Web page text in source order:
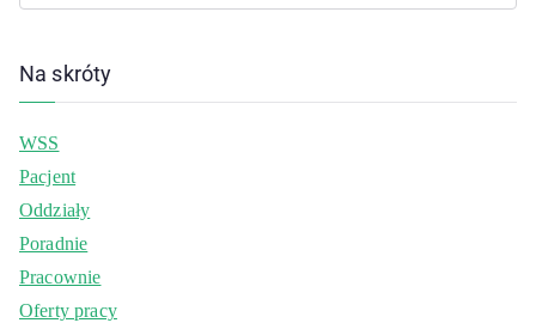
Na skróty
WSS
Pacjent
Oddziały
Poradnie
Pracownie
Oferty pracy